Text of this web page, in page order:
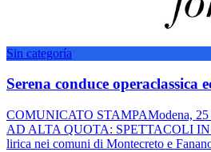
Sin categoría
Serena conduce operaclassica
COMUNICATO STAMPAModena,
AD ALTA QUOTA: SPETTACOLI
lirica nei comuni di Montecreto e